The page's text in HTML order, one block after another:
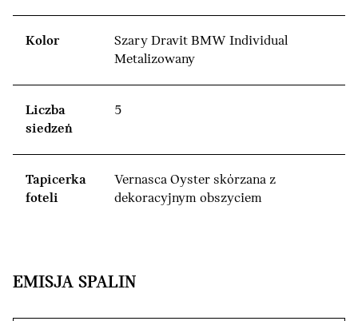
Kolor
Szary Dravit BMW Individual
Metalizowany
Liczba
siedzeń
5
Tapicerka
foteli
Vernasca Oyster skórzana z
dekoracyjnym obszyciem
EMISJA SPALIN